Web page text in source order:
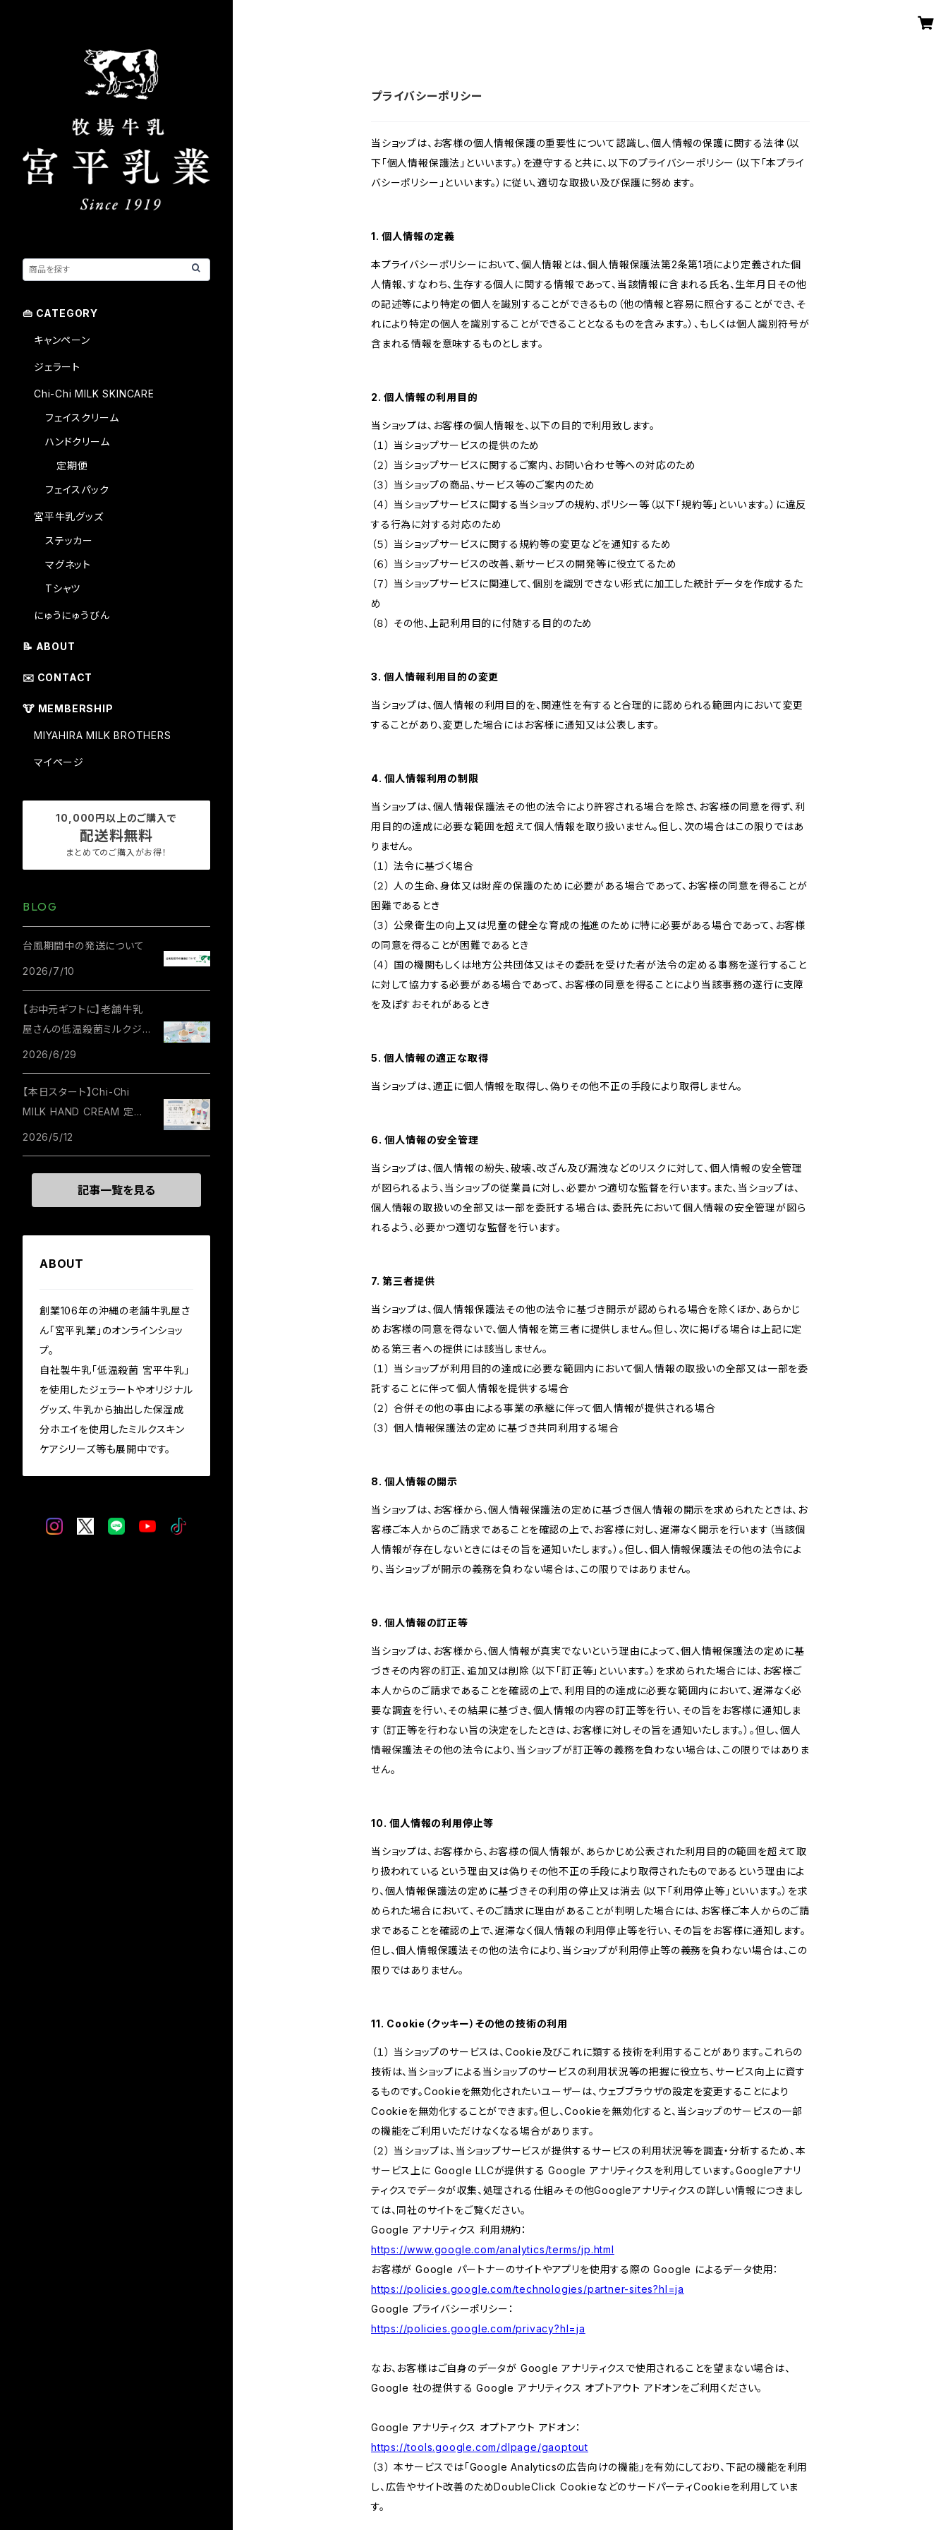
プライバシーポリシー
当ショップは、お客様の個人情報保護の重要性について認識し、個人情報の保護に関する法律（以
下「個人情報保護法」といいます。）を遵守すると共に、以下のプライバシーポリシー（以下「本プライ
バシーポリシー」といいます。）に従い、適切な取扱い及び保護に努めます。
1. 個人情報の定義
本プライバシーポリシーにおいて、個人情報とは、個人情報保護法第2条第1項により定義された個
人情報、すなわち、生存する個人に関する情報であって、当該情報に含まれる氏名、生年月日その他
の記述等により特定の個人を識別することができるもの（他の情報と容易に照合することができ、そ
れにより特定の個人を識別することができることとなるものを含みます。）、もしくは個人識別符号が
含まれる情報を意味するものとします。
2. 個人情報の利用目的
当ショップは、お客様の個人情報を、以下の目的で利用致します。
（１） 当ショップサービスの提供のため
（２） 当ショップサービスに関するご案内、お問い合わせ等への対応のため
（３） 当ショップの商品、サービス等のご案内のため
（４） 当ショップサービスに関する当ショップの規約、ポリシー等（以下「規約等」といいます。）に違反
する行為に対する対応のため
（５） 当ショップサービスに関する規約等の変更などを通知するため
（６） 当ショップサービスの改善、新サービスの開発等に役立てるため
（７） 当ショップサービスに関連して、個別を識別できない形式に加工した統計データを作成するた
め
（８） その他、上記利用目的に付随する目的のため
3. 個人情報利用目的の変更
当ショップは、個人情報の利用目的を、関連性を有すると合理的に認められる範囲内において変更
することがあり、変更した場合にはお客様に通知又は公表します。
4. 個人情報利用の制限
当ショップは、個人情報保護法その他の法令により許容される場合を除き、お客様の同意を得ず、利
用目的の達成に必要な範囲を超えて個人情報を取り扱いません。但し、次の場合はこの限りではあ
りません。
（１） 法令に基づく場合
（２） 人の生命、身体又は財産の保護のために必要がある場合であって、お客様の同意を得ることが
困難であるとき
（３） 公衆衛生の向上又は児童の健全な育成の推進のために特に必要がある場合であって、お客様
の同意を得ることが困難であるとき
（４） 国の機関もしくは地方公共団体又はその委託を受けた者が法令の定める事務を遂行すること
に対して協力する必要がある場合であって、お客様の同意を得ることにより当該事務の遂行に支障
を及ぼすおそれがあるとき
5. 個人情報の適正な取得
当ショップは、適正に個人情報を取得し、偽りその他不正の手段により取得しません。
6. 個人情報の安全管理
当ショップは、個人情報の紛失、破壊、改ざん及び漏洩などのリスクに対して、個人情報の安全管理
が図られるよう、当ショップの従業員に対し、必要かつ適切な監督を行います。また、当ショップは、
個人情報の取扱いの全部又は一部を委託する場合は、委託先において個人情報の安全管理が図ら
れるよう、必要かつ適切な監督を行います。
7. 第三者提供
当ショップは、個人情報保護法その他の法令に基づき開示が認められる場合を除くほか、あらかじ
めお客様の同意を得ないで、個人情報を第三者に提供しません。但し、次に掲げる場合は上記に定
める第三者への提供には該当しません。
（１） 当ショップが利用目的の達成に必要な範囲内において個人情報の取扱いの全部又は一部を委
託することに伴って個人情報を提供する場合
（２） 合併その他の事由による事業の承継に伴って個人情報が提供される場合
（３） 個人情報保護法の定めに基づき共同利用する場合
8. 個人情報の開示
当ショップは、お客様から、個人情報保護法の定めに基づき個人情報の開示を求められたときは、お
客様ご本人からのご請求であることを確認の上で、お客様に対し、遅滞なく開示を行います（当該個
人情報が存在しないときにはその旨を通知いたします。）。但し、個人情報保護法その他の法令によ
り、当ショップが開示の義務を負わない場合は、この限りではありません。
9. 個人情報の訂正等
当ショップは、お客様から、個人情報が真実でないという理由によって、個人情報保護法の定めに基
づきその内容の訂正、追加又は削除（以下「訂正等」といいます。）を求められた場合には、お客様ご
本人からのご請求であることを確認の上で、利用目的の達成に必要な範囲内において、遅滞なく必
要な調査を行い、その結果に基づき、個人情報の内容の訂正等を行い、その旨をお客様に通知しま
す（訂正等を行わない旨の決定をしたときは、お客様に対しその旨を通知いたします。）。但し、個人
情報保護法その他の法令により、当ショップが訂正等の義務を負わない場合は、この限りではありま
せん。
10. 個人情報の利用停止等
当ショップは、お客様から、お客様の個人情報が、あらかじめ公表された利用目的の範囲を超えて取
り扱われているという理由又は偽りその他不正の手段により取得されたものであるという理由によ
り、個人情報保護法の定めに基づきその利用の停止又は消去（以下「利用停止等」といいます。）を求
められた場合において、そのご請求に理由があることが判明した場合には、お客様ご本人からのご請
求であることを確認の上で、遅滞なく個人情報の利用停止等を行い、その旨をお客様に通知します。
但し、個人情報保護法その他の法令により、当ショップが利用停止等の義務を負わない場合は、この
限りではありません。
11. Cookie（クッキー）その他の技術の利用
（１） 当ショップのサービスは、Cookie及びこれに類する技術を利用することがあります。これらの
技術は、当ショップによる当ショップのサービスの利用状況等の把握に役立ち、サービス向上に資す
るものです。Cookieを無効化されたいユーザーは、ウェブブラウザの設定を変更することにより
Cookieを無効化することができます。但し、Cookieを無効化すると、当ショップのサービスの一部
の機能をご利用いただけなくなる場合があります。
（２） 当ショップは、当ショップサービスが提供するサービスの利用状況等を調査・分析するため、本
サービス上に Google LLCが提供する Google アナリティクスを利用しています。Googleアナリ
ティクスでデータが収集、処理される仕組みその他Googleアナリティクスの詳しい情報につきまし
ては、同社のサイトをご覧ください。
Google アナリティクス 利用規約：
https://www.google.com/analytics/terms/jp.html
お客様が Google パートナーのサイトやアプリを使用する際の Google によるデータ使用：
https://policies.google.com/technologies/partner-sites?hl=ja
Google プライバシーポリシー：
https://policies.google.com/privacy?hl=ja
なお、お客様はご自身のデータが Google アナリティクスで使用されることを望まない場合は、
Google 社の提供する Google アナリティクス オプトアウト アドオンをご利用ください。
Google アナリティクス オプトアウト アドオン：
https://tools.google.com/dlpage/gaoptout
（３） 本サービスでは「Google Analyticsの広告向けの機能」を有効にしており、下記の機能を利用
し、広告やサイト改善のためDoubleClick CookieなどのサードパーティCookieを利用していま
す。
👜 CATEGORY
キャンペーン
ジェラート
Chi-Chi MILK SKINCARE
フェイスクリーム
ハンドクリーム
定期便
フェイスパック
宮平牛乳グッズ
ステッカー
マグネット
Tシャツ
にゅうにゅうびん
📝 ABOUT
✉️ CONTACT
🐮 MEMBERSHIP
MIYAHIRA MILK BROTHERS
マイページ
10,000円以上のご購入で
配送料無料
まとめてのご購入がお得！
BLOG
台風期間中の発送について
2026/7/10
【お中元ギフトに】老舗牛乳
屋さんの低温殺菌ミルクジェ
ラート
2026/6/29
【本日スタート】Chi-Chi
MILK HAND CREAM 定期
便がはじまりました
2026/5/12
記事一覧を見る
ABOUT
創業106年の沖縄の老舗牛乳屋さ
ん「宮平乳業」のオンラインショッ
プ。
自社製牛乳「低温殺菌 宮平牛乳」
を使用したジェラートやオリジナル
グッズ、牛乳から抽出した保湿成
分ホエイを使用したミルクスキン
ケアシリーズ等も展開中です。